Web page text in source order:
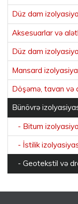
Düz dam
Aksesuarlar və
Düz dam
Mansard
Döşəmə, tavan və
Bünövrə
- Bitum izolyasiya
- İstilik
- Geotekstil və